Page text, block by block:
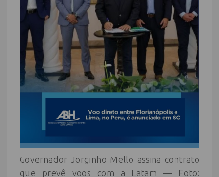
Governador Jorginho Mello assina contrato
que prevê voos com a Latam — Foto: